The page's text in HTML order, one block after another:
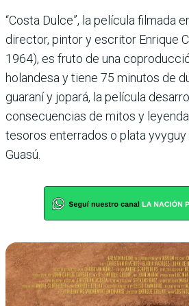
“Costa Dulce”, la película filmada
director, pintor y escritor Enrique
1964), es fruto de una
holandesa y tiene 75 minutos de
guaraní y jopará, la película
consecuencias de mitos y
tesoros enterrados o plata yvyguy
Guasú.